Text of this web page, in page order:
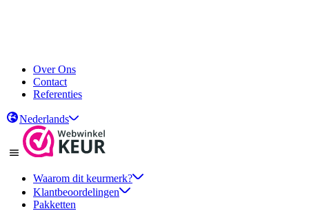
Over Ons
Contact
Referenties
Nederlands
Waarom dit keurmerk?
Klantbeoordelingen
Pakketten